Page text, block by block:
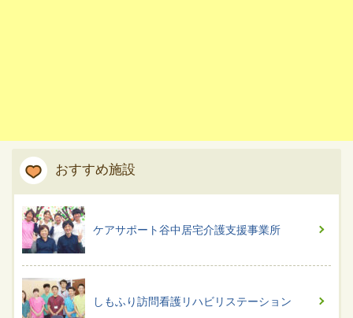
おすすめ施設
ケアサポート谷中居宅介護支援事業所
しもふり訪問看護リハビリステーション